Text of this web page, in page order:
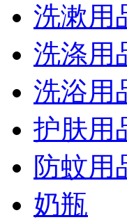
洗漱用
洗涤用
洗浴用
护肤用
防蚊用
奶瓶